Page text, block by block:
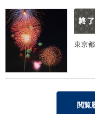
東京
閲覧